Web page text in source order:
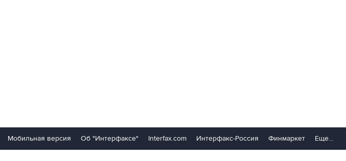
Мобильная версия Об "Интерфаксе" Interfax.com Интерфакс-Россия Финмаркет Еще...